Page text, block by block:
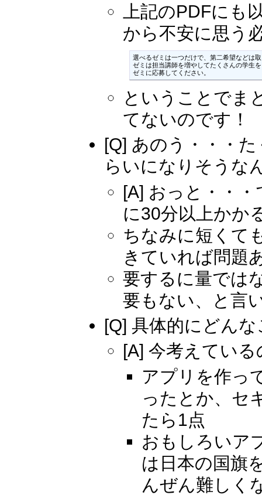
上記のPDFにも
から不安に思う
選べるゼミは一つだけで、第二希望などは
ゼミは担当講師を増やしてたくさんの学生
ゼミに応募してください。
ということでま
てないのです！
[Q] あのう・・・
らいになりそうな
[A] おっと・・
に30分以上かか
ちなみに短くて
きていれば問題
要するに量では
要もない、と言
[Q] 具体的にどん
[A] 今考えてい
アプリを作っ
ったとか、セ
たら1点
おもしろいア
は日本の国旗
んぜん難しく